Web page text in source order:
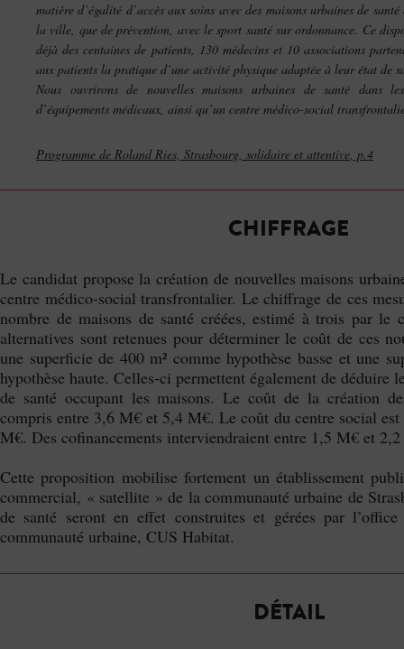
matière d’égalité d’accès aux soins avec des maisons urbaines de
la ville, que de prévention, avec le sport santé sur ordonnance. Ce
déjà des centaines de patients, 130 médecins et 10 associations
aux patients la pratique d’une activité physique adaptée à leur état de
Nous ouvrirons de nouvelles maisons urbaines de santé dans
d’équipements médicaux, ainsi qu’un centre médico-social
Programme de Roland Ries, Strasbourg, solidaire et attentive, p.4
CHIFFRAGE
Le candidat propose la création de nouvelles maisons
centre médico-social transfrontalier. Le chiffrage de ces
nombre de maisons de santé créées, estimé à trois par le
alternatives sont retenues pour déterminer le coût de ces
une superficie de 400 m² comme hypothèse basse et une
hypothèse haute. Celles-ci permettent également de déduire
de santé occupant les maisons. Le coût de la création
compris entre 3,6 M€ et 5,4 M€. Le coût du centre social
M€. Des cofinancements interviendraient entre 1,5 M€ et
Cette proposition mobilise fortement un établissement
commercial, « satellite » de la communauté urbaine de
de santé seront en effet construites et gérées par
communauté urbaine, CUS Habitat.
DÉTAIL